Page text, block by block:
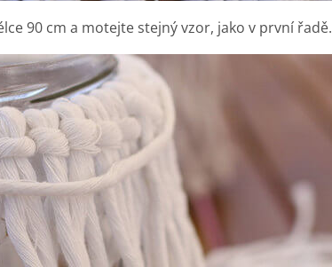
90 cm a motejte stejný vzor, jako v první řadě.